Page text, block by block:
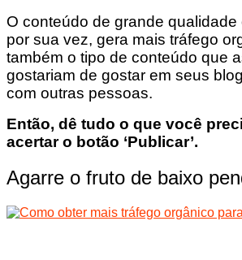
O conteúdo de grande qualidade
por sua vez, gera mais tráfego
também o tipo de conteúdo que
gostariam de gostar em seus
com outras pessoas.
Então, dê tudo o que você
acertar o botão ‘Publicar’.
Agarre o fruto de baixo